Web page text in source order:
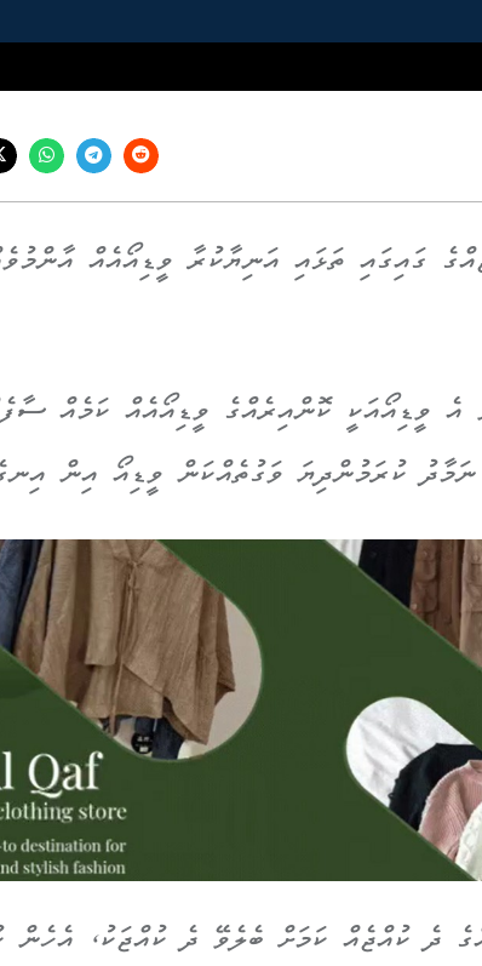
ގައިގައި ތަޅައި އަނިޔާކުރާ ވީޑިއޯއެއް
ވީޑިއޯއަކީ ކޮންއިރެއްގެ ވީޑިއޯއެއް ކަމެއް
ކުރަމުންދިޔަ ވަގުތެއްކަން ވީޑިއޯ އިން
ދެ ކުއްޖެއް ކަމަށް ބެލެވޭ ދެ ކުއްޖަކު، އެހެން